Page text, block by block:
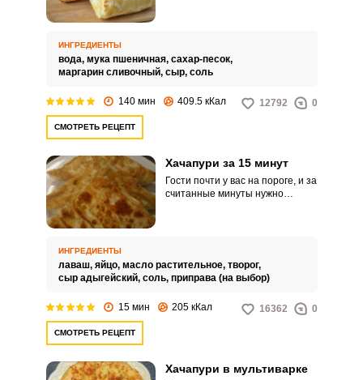
подтверждением.
ИНГРЕДИЕНТЫ
вода, мука пшеничная, сахар-песок,
маргарин сливочный, сыр, соль
140 мин 409.5 кКал 12792 0
СМОТРЕТЬ РЕЦЕПТ
Хачапури за 15 минут
Гости почти у вас на пороге, и за
считанные минуты нужно
сыров, в том числе и их
комбинации.
ИНГРЕДИЕНТЫ
лаваш, яйцо, масло растительное, творог,
сыр адыгейский, соль, приправа (на выбор)
15 мин 205 кКал 16362 0
СМОТРЕТЬ РЕЦЕПТ
Хачапури в мультиварке